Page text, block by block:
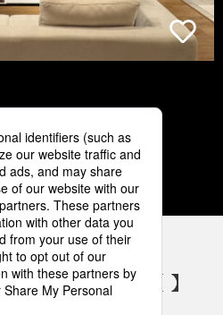
3 4 5
設備 SNSアカウント